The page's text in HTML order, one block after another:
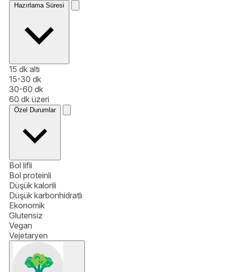
Hazırlama Süresi
15 dk altı
15-30 dk
30-60 dk
60 dk üzeri
Özel Durumlar
Bol lifli
Bol proteinli
Düşük kalorili
Düşük karbonhidratlı
Ekonomik
Glutensiz
Vegan
Vejetaryen